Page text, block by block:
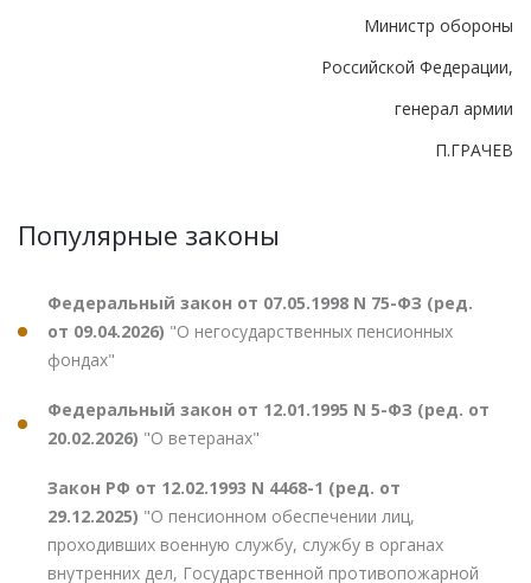
Министр обороны
Российской Федерации,
генерал армии
П.ГРАЧЕВ
Популярные законы
Федеральный закон от 07.05.1998 N 75-ФЗ (ред.
от 09.04.2026) "О негосударственных пенсионных
фондах"
Федеральный закон от 12.01.1995 N 5-ФЗ (ред. от
20.02.2026) "О ветеранах"
Закон РФ от 12.02.1993 N 4468-1 (ред. от
29.12.2025) "О пенсионном обеспечении лиц,
проходивших военную службу, службу в органах
внутренних дел, Государственной противопожарной